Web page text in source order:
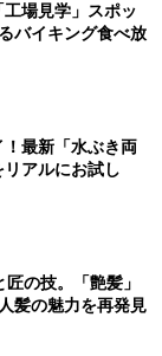
場見学」スポッ
バイキング食べ放
最新「水ぶき両
アルにお試し
の技。「艶髪」
髪の魅力を再発見